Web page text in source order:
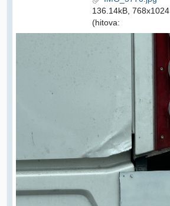
136.14kB, 768x1024
(hitova: